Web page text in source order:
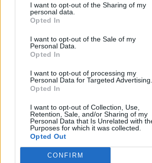
I want to opt-out of the Sharing of my
personal data.
Opted In
I want to opt-out of the Sale of my
Personal Data.
Opted In
I want to opt-out of processing my
Personal Data for Targeted Advertising.
Opted In
I want to opt-out of Collection, Use,
Retention, Sale, and/or Sharing of my
Personal Data that Is Unrelated with
Purposes for which it was collected.
Opted Out
CONFIRM
Empresas
Madrid ciudad